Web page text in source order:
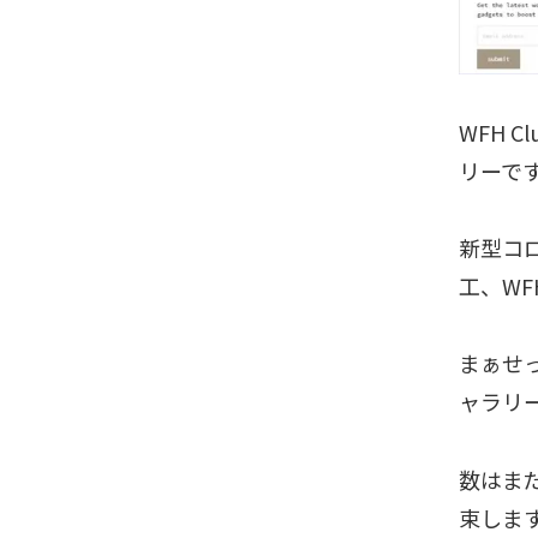
WFH
リーで
新型コ
工、
まぁせ
ャラリ
数はま
束しま